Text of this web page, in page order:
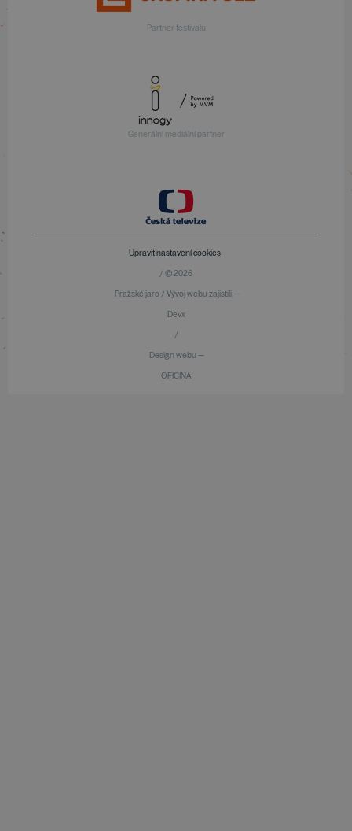
Partner festivalu
Generální mediální partner
Upravit nastavení cookies
/ © 2026
Pražské jaro / Vývoj webu zajistili —
Devx
/
Design webu —
OFICINA